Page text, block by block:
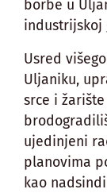
borbe u
industrijskoj
Usred
Uljaniku,
srce i
ujedinjeni
planovima
kao